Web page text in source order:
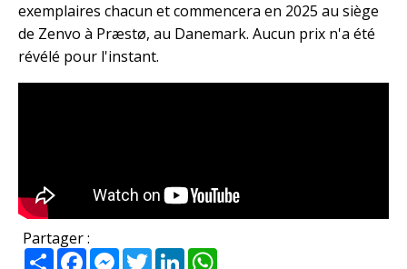
exemplaires chacun et commencera en 2025 au siège
de Zenvo à Præstø, au Danemark. Aucun prix n'a été
révélé pour l'instant.
Partager :
PartagerFacebookMessenger
TwitterLinkedIn